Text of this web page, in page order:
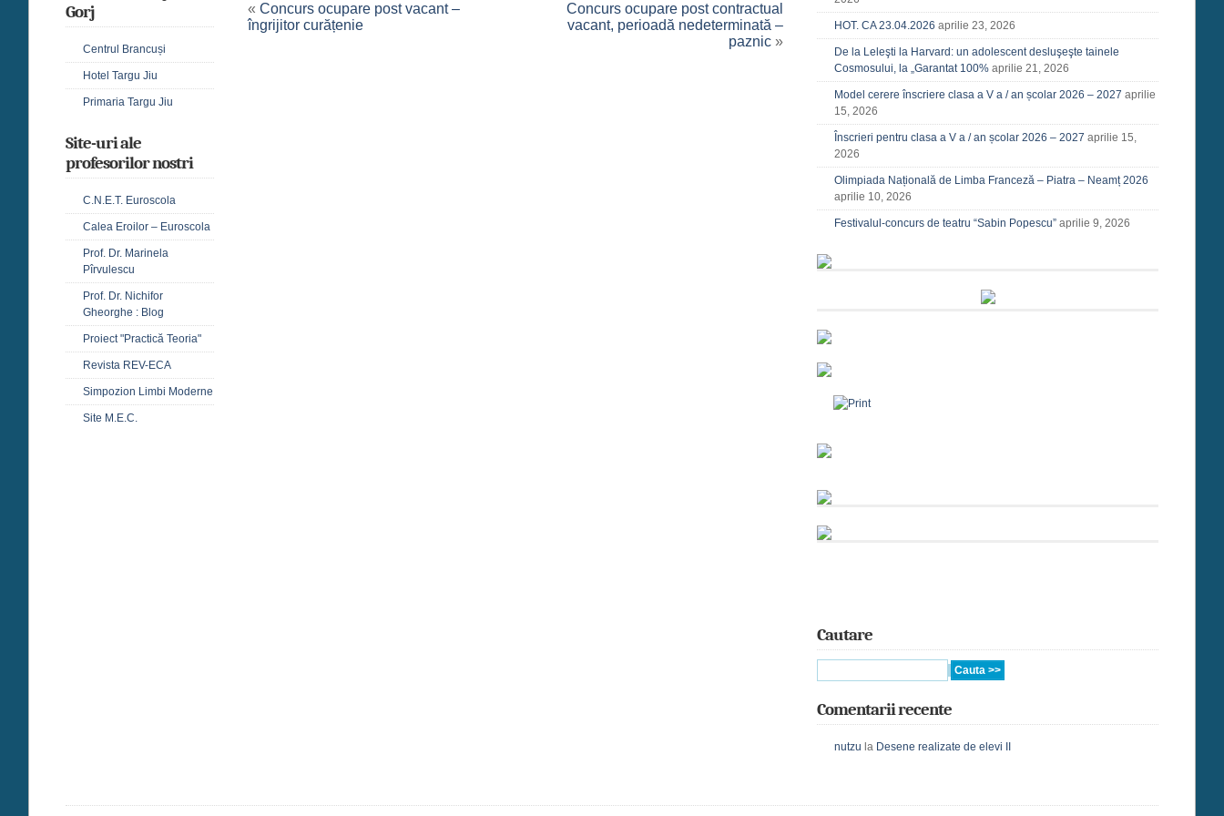
«Concurs ocupare post vacant –
îngrijitor curățenie
Concurs ocupare post contractual
vacant, perioadă nedeterminată –
paznic»
Gorj
Centrul Brancuși
Hotel Targu Jiu
Primaria Targu Jiu
Site-uri ale
profesorilor nostri
C.N.E.T. Euroscola
Calea Eroilor – Euroscola
Prof. Dr. Marinela
Pîrvulescu
Prof. Dr. Nichifor
Gheorghe : Blog
Proiect "Practică Teoria"
Revista REV-ECA
Simpozion Limbi Moderne
Site M.E.C.
HOT. CA 23.04.2026 aprilie 23, 2026
De la Leleşti la Harvard: un adolescent desluşeşte tainele
Cosmosului, la „Garantat 100% aprilie 21, 2026
Model cerere înscriere clasa a V a / an școlar 2026 – 2027 aprilie
15, 2026
Înscrieri pentru clasa a V a / an școlar 2026 – 2027 aprilie 15,
2026
Olimpiada Națională de Limba Franceză – Piatra – Neamț 2026
aprilie 10, 2026
Festivalul-concurs de teatru “Sabin Popescu” aprilie 9, 2026
Cautare
Comentarii recente
nutzu la Desene realizate de elevi II